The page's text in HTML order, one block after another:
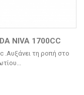
NIVA 1700CC
.Αυξάνει τη ροπή στο